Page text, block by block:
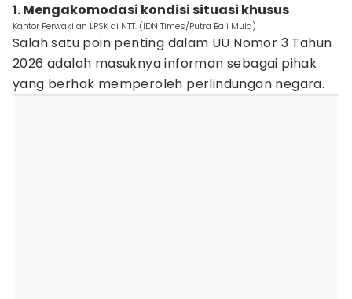
1. Mengakomodasi kondisi situasi khusus
Kantor Perwakilan LPSK di NTT. (IDN Times/Putra Bali Mula)
Salah satu poin penting dalam UU Nomor 3 Tahun
2026 adalah masuknya informan sebagai pihak
yang berhak memperoleh perlindungan negara.